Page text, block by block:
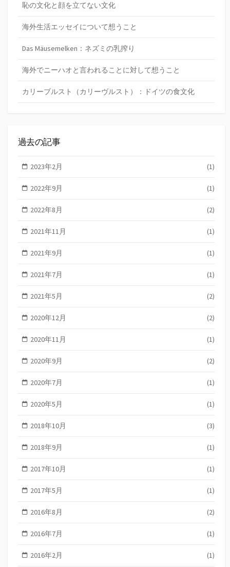
恥の文化と顔を立てない文化
海外生活エッセイについて想うこと
Das Mäusemelken：ネズミの乳搾り
海外でニーハオと言われることに対して想うこと
カリーブルスト（カリーヴルスト）：ドイツの食文化
過去の記事
2023年2月 (1)
2022年9月 (1)
2022年8月 (2)
2021年11月 (1)
2021年9月 (1)
2021年7月 (1)
2021年5月 (2)
2020年12月 (2)
2020年11月 (1)
2020年9月 (2)
2020年7月 (1)
2020年5月 (1)
2018年10月 (3)
2018年9月 (1)
2017年10月 (1)
2017年5月 (1)
2016年8月 (2)
2016年7月 (1)
2016年2月 (1)